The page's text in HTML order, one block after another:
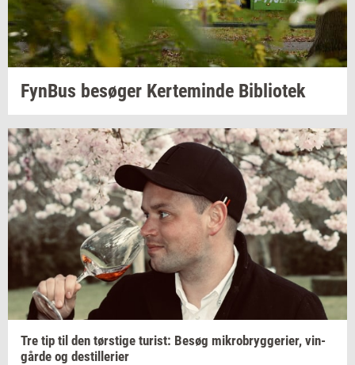
Fyn­Bus be­sø­ger Ker­te­min­de Bi­bli­o­tek
Tre tip til den tørsti­ge turist: Besøg mi­kro­bryg­ge­ri­er, vin­
går­de og destil­le­ri­er